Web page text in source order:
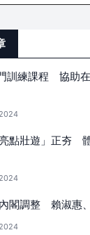
訓練課程 協助
點壯遊」正夯
閣調整 賴淑惠